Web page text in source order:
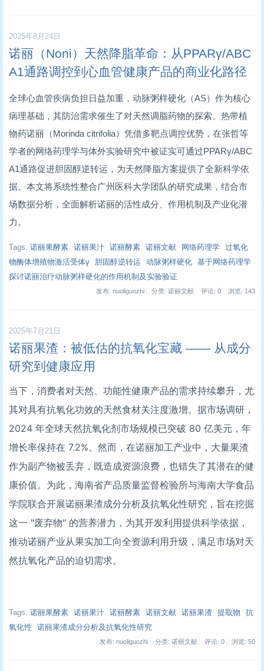
2025年8月24日
‌诺丽（Noni）天然降脂革命：从PPARγ/ABC
A1通路调控到心血管健康产品的商业化路径‌
全球心血管疾病负担日益加重，动脉粥样硬化（AS）作为核心
病理基础，其防治需求催生了对天然调脂药物的探索。热带植
物药诺丽（ Morinda citrifolia）凭借多靶点调控优势，在张哲等
学者的网络药理学与体外实验研究中被证实可通过PPARγ/ABC
A1通路促进胆固醇逆转运，为天然降脂方案提供了全新科学依
据。本文将系统性整合广州医科大学团队的研究成果，结合市
场数据分析，全面解析诺丽的活性成分、作用机制及产业化潜
力。
Tags: 诺丽果酵素 诺丽果汁 诺丽酵素 诺丽文献 网络药理学
过氧化
物酶体增殖物激活受体γ
胆固醇逆转运 动脉粥样硬化
基于网络药理学
探讨诺丽治疗动脉粥样硬化的作用机制及实验验证
发布: nuoliguozhi 分类: 诺丽文献 评论: 0 浏览: 143
2025年7月21日
诺丽果渣：被低估的抗氧化宝藏 —— 从成分
研究到健康应用
当下，消费者对天然、功能性健康产品的需求持续攀升，尤
其对具有抗氧化功效的天然食材关注度激增。据市场调研，
2024 年全球天然抗氧化剂市场规模已突破 80 亿美元，年
增长率保持在 7.2%。然而，在诺丽加工产业中，大量果渣
作为副产物被丢弃，既造成资源浪费，也错失了其潜在的健
康价值。为此，海南省产品质量监督检验所与海南大学食品
学院联合开展诺丽果渣成分分析及抗氧化性研究，旨在挖掘
这一 "废弃物" 的营养潜力，为其开发利用提供科学依据，
推动诺丽产业从果实加工向全资源利用升级，满足市场对天
然抗氧化产品的迫切需求。
Tags: 诺丽果酵素 诺丽果汁 诺丽酵素 诺丽文献 诺丽果渣 提取物
抗
氧化性
诺丽果渣成分分析及抗氧化性研究
发布: nuoliguozhi 分类: 诺丽文献 评论: 0 浏览: 50